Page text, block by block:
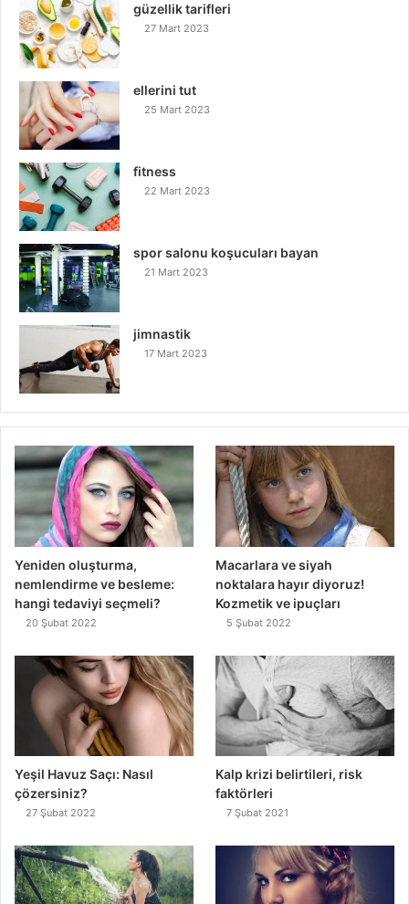
güzellik tarifleri
27 Mart 2023
ellerini tut
25 Mart 2023
fitness
22 Mart 2023
spor salonu koşucuları bayan
21 Mart 2023
jimnastik
17 Mart 2023
Yeniden oluşturma,
nemlendirme ve besleme:
hangi tedaviyi seçmeli?
20 Şubat 2022
Macarlara ve siyah
noktalara hayır diyoruz!
Kozmetik ve ipuçları
5 Şubat 2022
Yeşil Havuz Saçı: Nasıl
çözersiniz?
27 Şubat 2022
Kalp krizi belirtileri, risk
faktörleri
7 Şubat 2021